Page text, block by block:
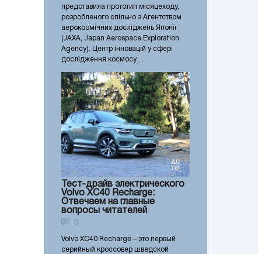
представила прототип місяцеходу,
розробленого спільно з Агентством
аерокосмічних досліджень Японії
(JAXA, Japan Aerospace Exploration
Agency). Центр інновацій у сфері
дослідження космосу ...
Тест-драйв электрического
Volvo XC40 Recharge:
Отвечаем на главные
вопросы читателей
0
Volvo XC40 Recharge – это первый
серийный кроссовер шведской